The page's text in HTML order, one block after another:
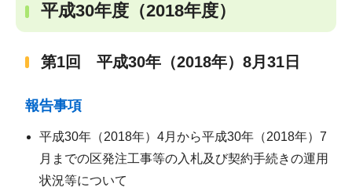
平成30年度（2018年度）
第1回 平成30年（2018年）8月31日
報告事項
平成30年（2018年）4月から平成30年（2018年）7
月までの区発注工事等の入札及び契約手続きの運用
状況等について